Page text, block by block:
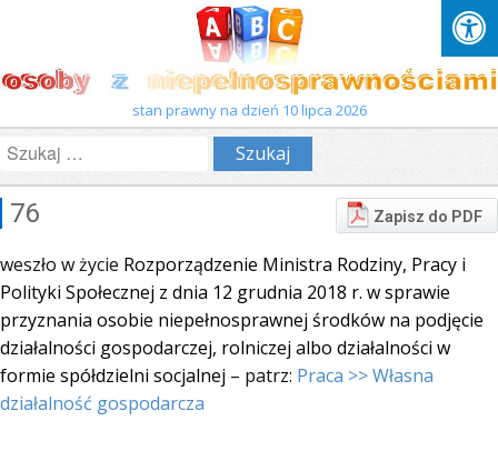
stan prawny na dzień 10 lipca 2026
Zapisz do PDF
76
weszło w życie Rozporządzenie Ministra Rodziny, Pracy i
Polityki Społecznej z dnia 12 grudnia 2018 r. w sprawie
przyznania osobie niepełnosprawnej środków na podjęcie
działalności gospodarczej, rolniczej albo działalności w
formie spółdzielni socjalnej – patrz: Praca >> Własna
działalność gospodarcza